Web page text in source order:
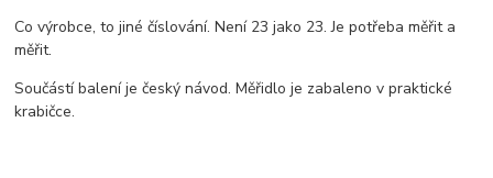
Co výrobce, to jiné číslování. Není 23 jako 23. Je potřeba měřit a
měřit.
Součástí balení je český návod. Měřidlo je zabaleno v praktické
krabičce.